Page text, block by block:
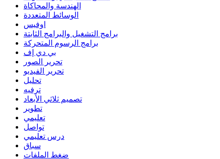
الهندسة والمحاكاة
الوسائط المتعددة
اوفيس
برامج التشغيل والبرامج الثابتة
برامج الرسوم المتحركة
بي دي إف
تحرير الصور
تحرير الفيديو
تحليل
ترفيه
تصميم ثلاثي الأبعاد
تطوير
تعليمي
تواصل
درس تعليمي
سباق
ضغط الملفات